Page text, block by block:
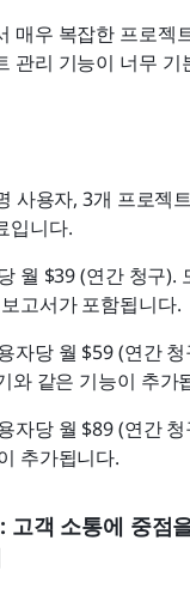
매우 복잡한 프로젝
관리 기능이 너무 기
사용자, 3개 프로젝
입니다.
월 $39 (연간 청구).
고서가 포함됩니다.
자당 월 $59 (연간
와 같은 기능이 추가
자당 월 $89 (연간
추가됩니다.
객 소통에 중점